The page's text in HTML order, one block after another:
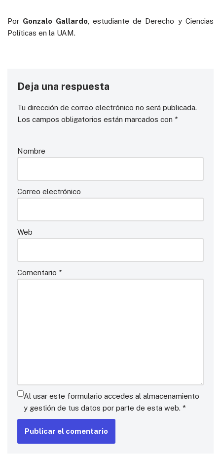
Por Gonzalo Gallardo , estudiante de Derecho y Ciencias
Políticas en la UAM.
Deja una respuesta
Tu dirección de correo electrónico no será publicada.
Los campos obligatorios están marcados con *
Nombre
Correo electrónico
Web
Comentario *
Al usar este formulario accedes al almacenamiento
y gestión de tus datos por parte de esta web. *